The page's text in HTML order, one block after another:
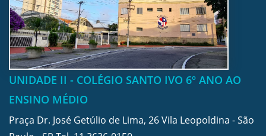
UNIDADE II - COLÉGIO SANTO IVO 6º ANO AO
ENSINO MÉDIO
Praça Dr. José Getúlio de Lima, 26 Vila Leopoldina - São